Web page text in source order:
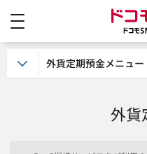
外貨
外貨定期預金メニュー